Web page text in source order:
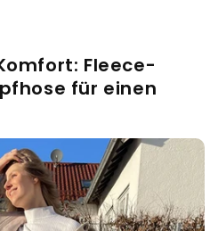
Fleece-
für einen